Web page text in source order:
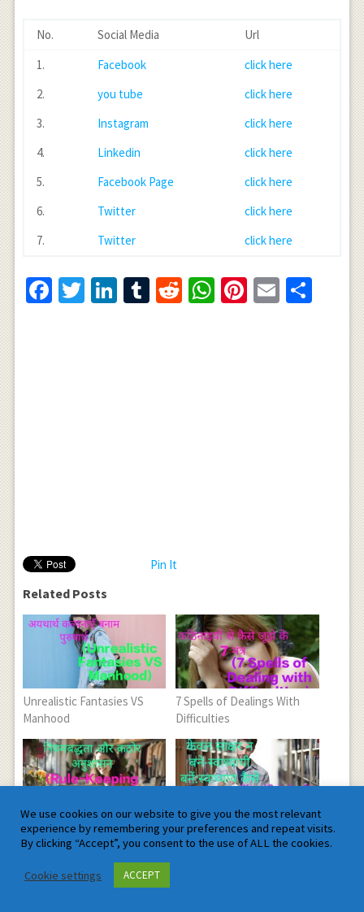
No. Social Media
Url
1.
Facebook
click here
2.
you tube
click here
3.
Instagram
click here
4.
Linkedin
click here
5.
Facebook Page
click here
6.
Twitter
click here
7.
Twitter click here
Facebook
Twitter
LinkedIn
Tumblr
RedditWhatsApp
Pinterest
Email
Pin It
Related Posts
Unrealistic Fantasies VS
Manhood
7 Spells of Dealings With
Difficulties
Rule-Keeping and Strick
Discipline
Keval Sakshar Na Banein-
Swadhyayi
We use cookies on our website to give you the most relevant
experience by remembering your preferences and repeat visits.
By clicking “Accept”, you consent to the use of ALL the cookies.
Cookie settings ACCEPT